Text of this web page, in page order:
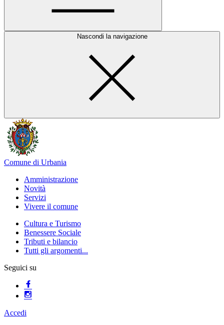
Nascondi la navigazione
Comune di Urbania
Amministrazione
Novità
Servizi
Vivere il comune
Cultura e Turismo
Benessere Sociale
Tributi e bilancio
Tutti gli argomenti...
Seguici su
Accedi